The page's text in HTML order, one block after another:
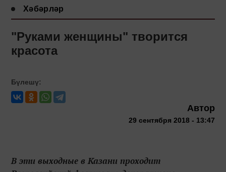
Хәбәрләр
"Руками женщины" творится
красота
Бүлешү:
Автор
29 сентября 2018 - 13:47
В эти выходные в Казани проходит